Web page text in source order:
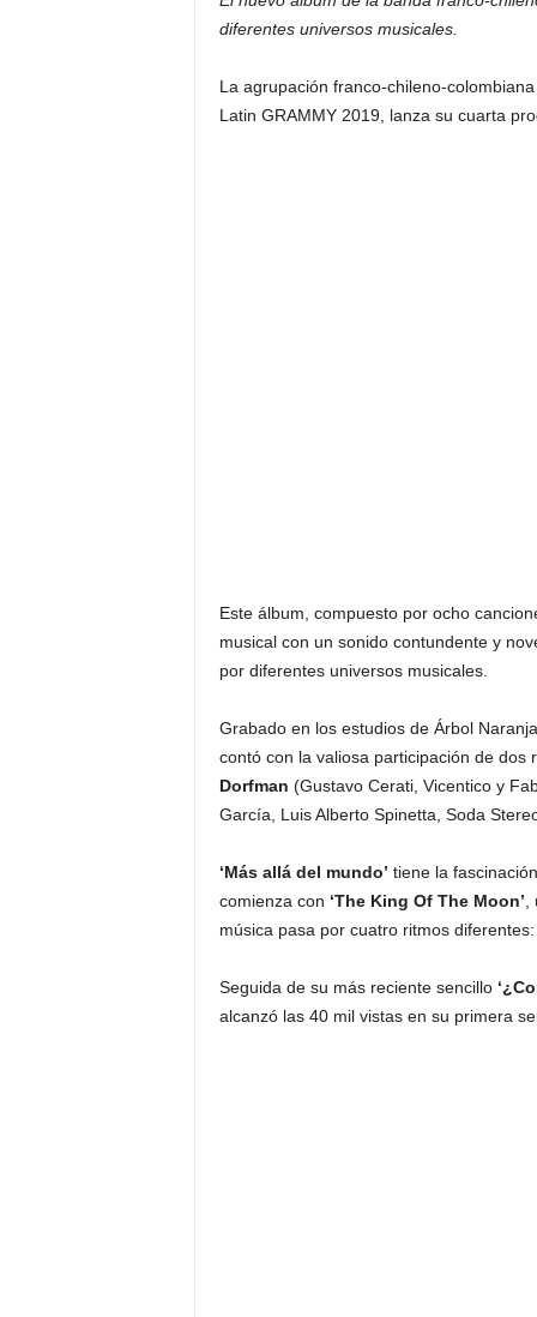
diferentes universos musicales.
La agrupación franco-chileno-colombiana
Latin GRAMMY 2019, lanza su cuarta
Este álbum, compuesto por ocho
musical con un sonido contundente y
por diferentes universos musicales.
Grabado en los estudios de Árbol
contó con la valiosa participación de dos
Dorfman (Gustavo Cerati, Vicentico y
García, Luis Alberto Spinetta, Soda
‘Más allá del mundo’ tiene la
comienza con ‘The King Of The Moon’
música pasa por cuatro ritmos diferentes:
Seguida de su más reciente sencillo
alcanzó las 40 mil vistas en su primera